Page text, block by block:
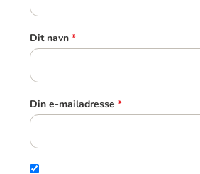
Dit navn *
Din e-mailadresse *